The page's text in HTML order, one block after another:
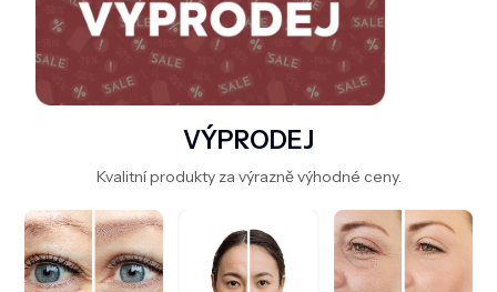
VÝPRODEJ
Kvalitní produkty za výrazně výhodné ceny.